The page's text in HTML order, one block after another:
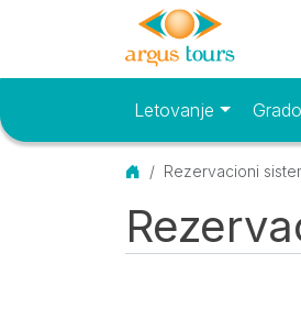
Osnovni meniLetovanje
Početna
Rezervacioni